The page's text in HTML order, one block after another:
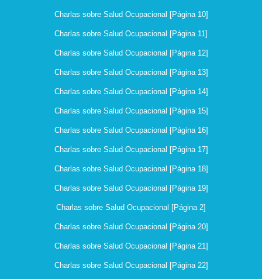
Charlas sobre Salud Ocupacional [Página 10]
Charlas sobre Salud Ocupacional [Página 11]
Charlas sobre Salud Ocupacional [Página 12]
Charlas sobre Salud Ocupacional [Página 13]
Charlas sobre Salud Ocupacional [Página 14]
Charlas sobre Salud Ocupacional [Página 15]
Charlas sobre Salud Ocupacional [Página 16]
Charlas sobre Salud Ocupacional [Página 17]
Charlas sobre Salud Ocupacional [Página 18]
Charlas sobre Salud Ocupacional [Página 19]
Charlas sobre Salud Ocupacional [Página 2]
Charlas sobre Salud Ocupacional [Página 20]
Charlas sobre Salud Ocupacional [Página 21]
Charlas sobre Salud Ocupacional [Página 22]